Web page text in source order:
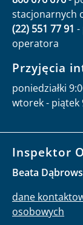
stacjonarnych
(22) 551 77 91 -
operatora
Przyjęcia
poniedziałki
wtorek - piątek
Inspektor
Beata
dane
osobowych